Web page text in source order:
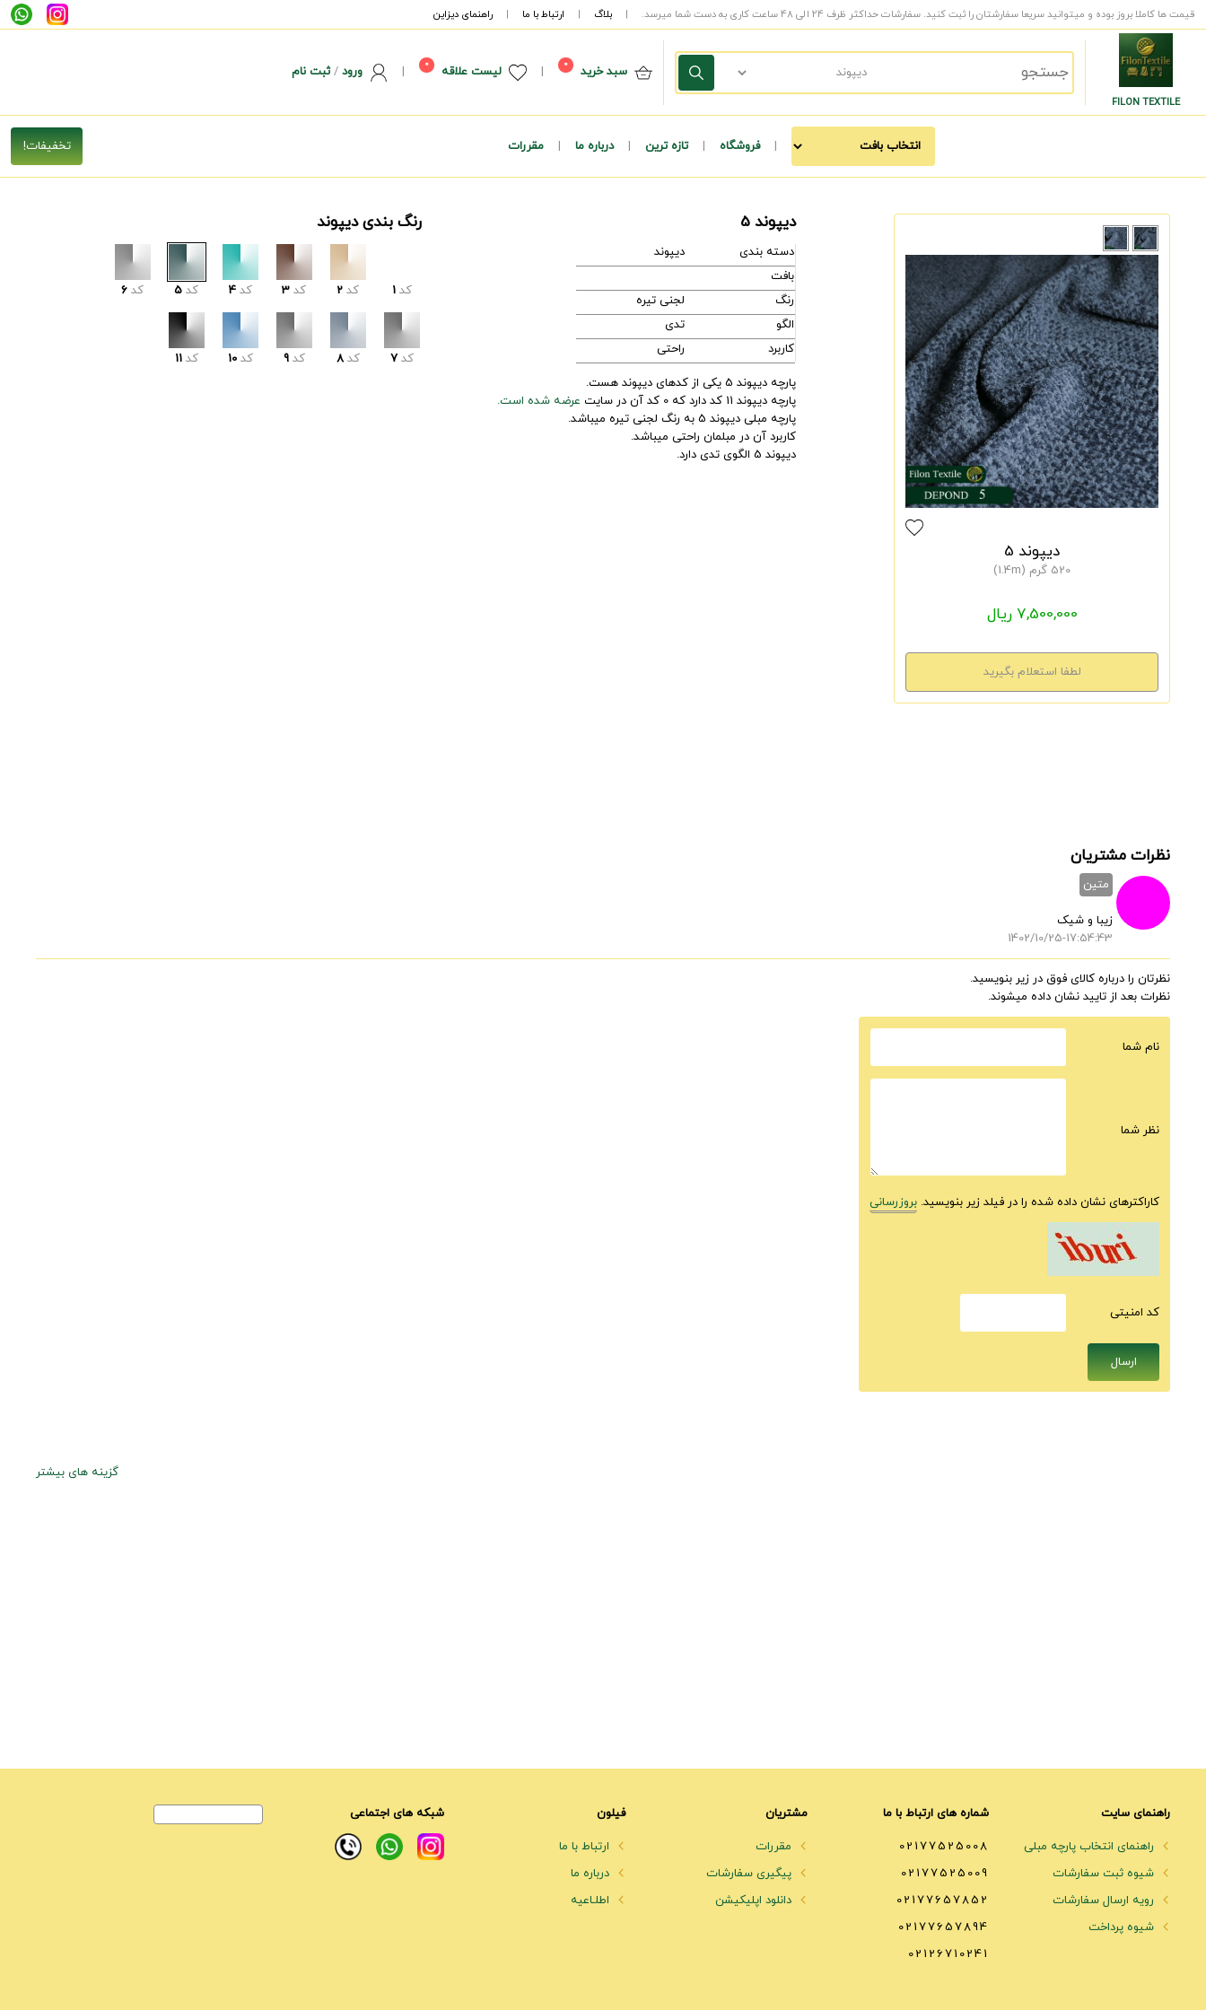
قیمت ها کاملا بروز بوده و میتوانید سریعا سفارشتان را ثبت کنید. سفارشات حداکثر ظرف 24 الی 48 ساعت کاری به دست شما میرسد. | بلاگ | ارتباط با ما | راهنمای دیزاین
FILON TEXTILE
سبد خرید 0
| لیست علاقه 0
| ورود/ثبت نام
| فروشگاه | تازه ترین | درباره ما | مقررات
دیپوند 5
520 گرم (1.4m)
7,500,000 ریال
دیپوند 5
دسته بندی
دیپوند
بافت
رنگ
لجنی تیره
الگو
تدی
کاربرد
راحتی
پارچه دیپوند 5 یکی از کدهای دیپوند هست.
پارچه دیپوند 11 کد دارد که 0 کد آن در سایت
عرضه شده است.
پارچه مبلی دیپوند 5 به رنگ لجنی تیره میباشد.
کاربرد آن در مبلمان راحتی میباشد.
دیپوند 5 الگوی تدی دارد.
رنگ بندی دیپوند
کد 1 کد 2 کد 3 کد 4 کد 5 کد 6
کد 7 کد 8 کد 9 کد 10 کد 11
نظرات مشتریان
متین
زیبا و شیک
1402/10/25-17:54:43
نظرتان را درباره کالای فوق در زیر بنویسید.
نظرات بعد از تایید نشان داده میشوند.
نام شما
نظر شما
کاراکترهای نشان داده شده را در فیلد زیر بنویسید. بروزرسانی
كد امنيتى
گزینه های بیشتر
راهنمای سایت
راهنمای انتخاب پارچه مبلی
شیوه ثبت سفارشات
رویه ارسال سفارشات
شیوه پرداخت
شماره های ارتباط با ما
02177525008
02177525009
02177657852
02177657894
02126710241
مشتریان
مقررات
پیگیری سفارشات
دانلود اپلیکیشن
فیلون
ارتباط با ما
درباره ما
اطلـاعیه
شبکه های اجتماعی